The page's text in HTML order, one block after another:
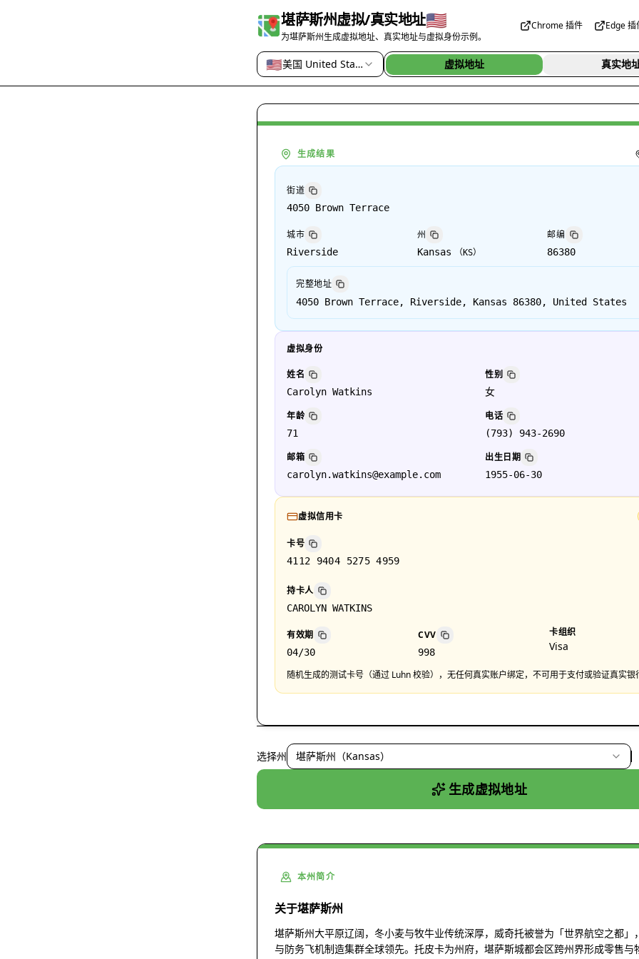
堪萨斯州虚拟/真实地址🇺🇸
为堪萨斯州生成虚拟地址、真实地址与虚拟身份示例。
Chrome 插件 Edge 插
国家或地区
🇺🇸美国 United States 虚拟地址 真实地
生成结果
街道
4050 Brown Terrace
城市
Riverside
州
Kansas （KS）
邮编
86380
完整地址
4050 Brown Terrace, Riverside, Kansas 86380, United States
虚拟身份
姓名
Carolyn Watkins
性别
女
年龄
71
电话
(793) 943-2690
邮箱
carolyn.watkins@example.com
出生日期
1955-06-30
虚拟信用卡
卡号
4112 9404 5275 4959
持卡人
CAROLYN WATKINS
有效期
04/30
CVV
998
卡组织
Visa
随机生成的测试卡号（通过 Luhn 校验），无任何真实账户绑定，不可用于支付或验证真实银
选择州 堪萨斯州（Kansas）
生成虚拟地址
本州简介
关于堪萨斯州
堪萨斯州大平原辽阔，冬小麦与牧牛业传统深厚，威奇托被誉为「世界航空之都」
与防务飞机制造集群全球领先。托皮卡为州府，堪萨斯城都会区跨州界形成零售与